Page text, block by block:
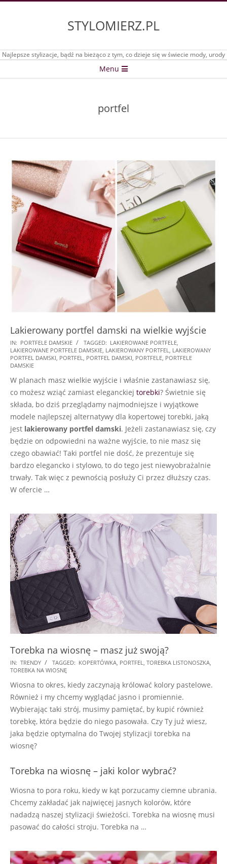
STYLOMIERZ.PL
Najlepsze stylizacje, bądź na bieżąco z tym, co dzieje się w świecie mody, urody
Menu
portfel
Lakierowany portfel damski na wielkie wyjście
2025-
06-
05
IN: PORTFELE DAMSKIE TAGGED: LAKIEROWANE PORTFELE,
LAKIEROWANE PORTFELE DAMSKIE, LAKIEROWANY PORTFEL, LAKIEROWANY
PORTFEL DAMSKI, PORTFEL, PORTFEL DAMSKI, PORTFELE, PORTFELE
DAMSKIE
W planach masz wielkie wyjście i właśnie zastanawiasz się,
co możesz wziąć zamiast eleganckiej torebki? Świetnie się
składa, bo dziś przeglądamy najmodniejsze i wyjątkowe
modele najlepszej alternatywy dla kopertowej torebki, jaką
jest lakierowany portfel damski. Jeżeli zastanawiasz się, czy
będzie on odpowiedni na ważne wyjście, to nie masz się
czego obawiać! Taki portfel nie dość, że prezentuje się
bardzo elegancko i stylowo, to do tego jest niewyobrażalnie
trwały. Tak więc z pewnością posłuży Ci przez dłuższy czas.
W ofercie …
Torebka na wiosnę – masz już swoją?
2018-
05-
25
IN: TRENDY TAGGED: KOPERTÓWKA PORTFEL TOREBKA LISTONOSZKA
TOREBKA NA WIOSNĘ
Wiosna to okres, kiedy zaczynają królować kolory pastelowe.
Również i my chcemy wyglądać jasno i promiennie.
Wybierając taki strój, musimy pamiętać, by kupić również
torebkę, która będzie do niego pasowała. Czy Ty już wiesz,
jaka będzie optymalna do Twojej stylizacji torebka na
wiosnę?
Torebka na wiosnę – jaki kolor wybrać?
Wiosna to pora roku, kiedy w kąt porzucamy ciemne ubrania.
Chcemy zakładać jak najwięcej jasnych kolorów, które
nadadzą naszej stylizacji świeżości. Torebka na wiosnę musi
pasować do całości stroju. Torebka na …